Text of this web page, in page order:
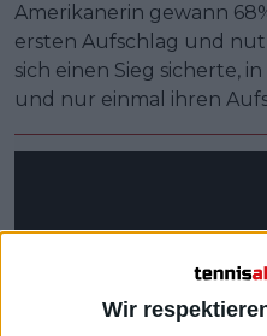
Wir
Amerikanerin gewann
ersten Aufschlag und
sich einen Sieg sicherte,
und nur einmal ihren